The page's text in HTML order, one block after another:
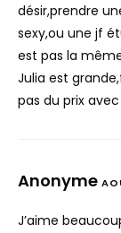
désir,prendre
sexy,ou une jf
est pas la
Julia est
pas du prix
Anonyme
J’aime